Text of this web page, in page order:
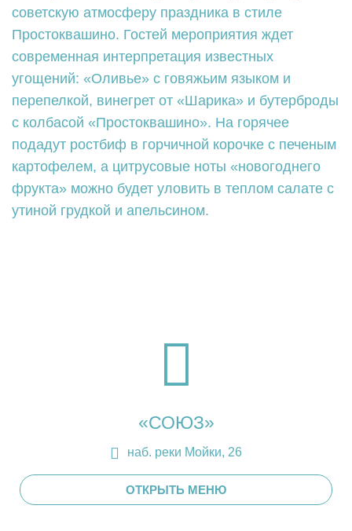
«СОЮЗ»
наб. реки Мойки, 26
ОТКРЫТЬ МЕНЮ
советскую атмосферу праздника в стиле
Простоквашино. Гостей мероприятия ждет
современная интерпретация известных
угощений: «Оливье» с говяжьим языком и
перепелкой, винегрет от «Шарика» и бутерброды
с колбасой «Простоквашино». На горячее
подадут ростбиф в горчичной корочке с печеным
картофелем, а цитрусовые ноты «новогоднего
фрукта» можно будет уловить в теплом салате с
утиной грудкой и апельсином.